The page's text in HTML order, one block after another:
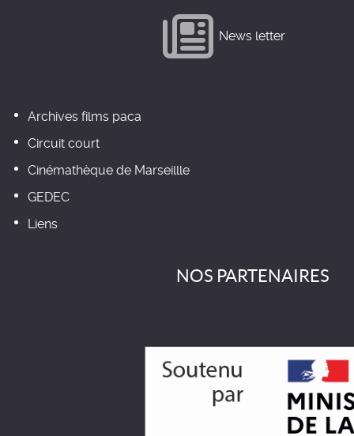
News letter
Archives films paca
Circuit court
Cinémathèque de Marseillle
GEDEC
Liens
NOS PARTENAIRES